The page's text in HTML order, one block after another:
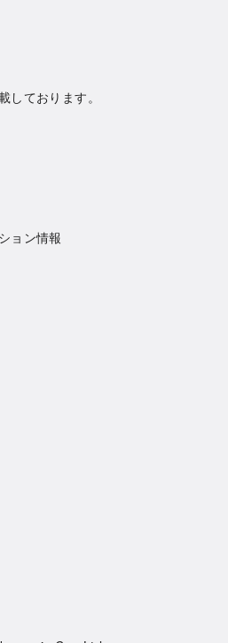
しております。
ョン情報